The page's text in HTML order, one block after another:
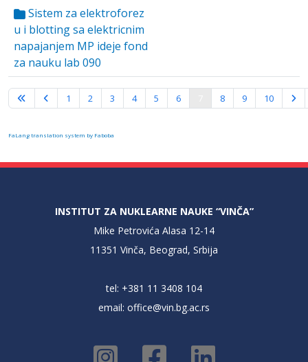
Sistem za elektroforez
u i blotting sa elektricnim
napajanjem MP ideje fond
za nauku lab 090
Strana 7 od 10
1 2 3 4 5 6 8 9 10
FaLang translation system by Faboba
INSTITUT ZA NUKLEARNE NAUKE “VINČA”
Mike Petrovića Alasa 12-14
11351 Vinča, Beograd, Srbija
tel: +381 11 3408 104
email: office@vin.bg.ac.rs